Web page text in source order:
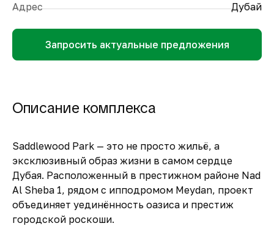
Адрес Дубай
Запросить актуальные предложения
Описание комплекса
Saddlewood Park — это не просто жильё, а
эксклюзивный образ жизни в самом сердце
Дубая. Расположенный в престижном районе Nad
Al Sheba 1, рядом с ипподромом Meydan, проект
объединяет уединённость оазиса и престиж
городской роскоши.